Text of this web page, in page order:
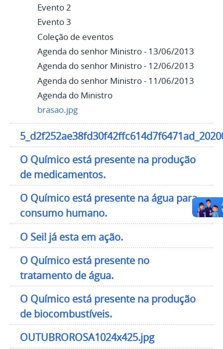
Evento 2
Evento 3
Coleção de eventos
Agenda do senhor Ministro - 13/06/2013
Agenda do senhor Ministro - 12/06/2013
Agenda do senhor Ministro - 11/06/2013
Agenda do Ministro
brasao.jpg
O Químico está presente na produção
de medicamentos.
O Químico está presente na água para
consumo humano.
O Sei! já esta em ação.
O Químico está presente no
tratamento de água.
O Químico está presente na produção
de biocombustíveis.
OUTUBROROSA1024x425.jpg